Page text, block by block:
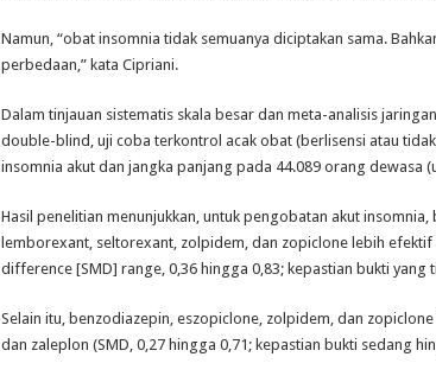
Namun, “obat insomnia tidak semuanya diciptakan sama.
perbedaan,” kata Cipriani.
Dalam tinjauan sistematis skala besar dan meta-analisis
double-blind, uji coba terkontrol acak obat (berlisensi atau
insomnia akut dan jangka panjang pada 44.089 orang dewasa
Hasil penelitian menunjukkan, untuk pengobatan akut
lemborexant, seltorexant, zolpidem, dan zopiclone lebih
difference [SMD] range, 0,36 hingga 0,83; kepastian bukti yang
Selain itu, benzodiazepin, eszopiclone, zolpidem, dan
dan zaleplon (SMD, 0,27 hingga 0,71; kepastian bukti sedang